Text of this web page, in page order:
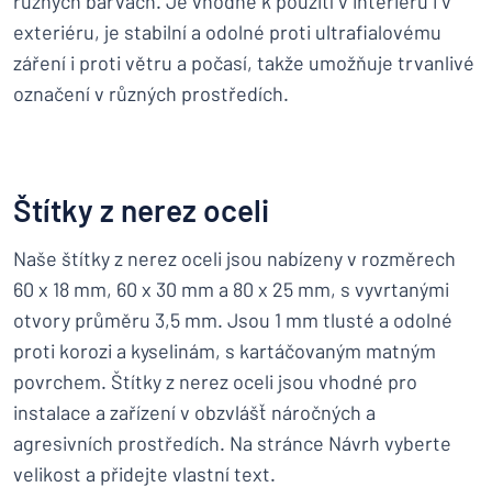
exteriéru, je stabilní a odolné proti ultrafialovému
záření i proti větru a počasí, takže umožňuje trvanlivé
označení v různých prostředích.
Štítky z nerez oceli
Naše štítky z nerez oceli jsou nabízeny v rozměrech
60 x 18 mm, 60 x 30 mm a 80 x 25 mm, s vyvrtanými
otvory průměru 3,5 mm. Jsou 1 mm tlusté a odolné
proti korozi a kyselinám, s kartáčovaným matným
povrchem. Štítky z nerez oceli jsou vhodné pro
instalace a zařízení v obzvlášť náročných a
agresivních prostředích. Na stránce Návrh vyberte
velikost a přidejte vlastní text.